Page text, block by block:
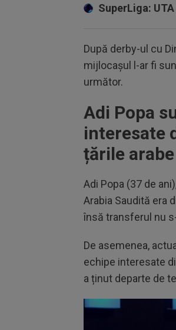
SuperLiga:
După derby-ul cu
mijlocașul l-ar fi
următor.
Adi Popa
interesate
țările
Adi Popa (37 de
Arabia Saudită era
însă transferul nu
De asemenea,
echipe interesate
a ținut departe de